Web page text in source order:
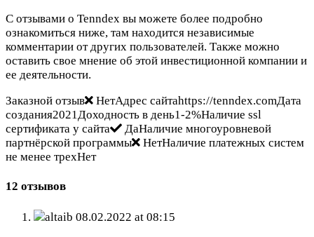
С отзывами о Tenndex вы можете более подробно
ознакомиться ниже, там находится независимые
комментарии от других пользователей. Также можно
оставить свое мнение об этой инвестиционной компании и
ее деятельности.
Заказной отзыв
НетАдрес сайтаhttps://tenndex.comДата
создания2021Доходность в день1-2%Наличие ssl
сертификата у сайта
ДаНаличие многоуровневой
партнёрской программы
НетНаличие платежных систем
не менее трехНет
12 отзывов
altaib 08.02.2022 at 08:15